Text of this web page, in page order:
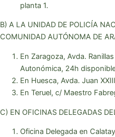
planta 1.
B) A LA UNIDAD DE POLICÍA
COMUNIDAD AUTÓNOMA DE
En Zaragoza, Avda.
Autonómica, 24h
En Huesca, Avda. Juan
En Teruel, c/ Maestro
C) EN OFICINAS DELEGADAS
Oficina Delegada en